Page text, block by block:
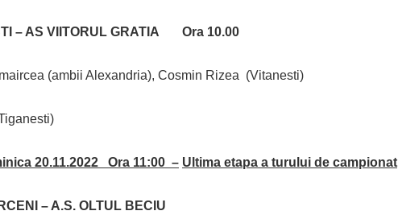
– AS VIITORUL GRATIA Ora 10.00
(ambii Alexandria), Cosmin Rizea (Vitanesti)
20.11.2022 Ora 11:00 – Ultima etapa a turului de campionat
– A.S. OLTUL BECIU